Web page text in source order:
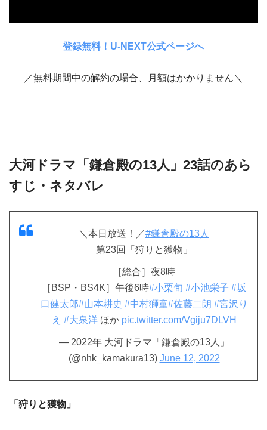
登録無料！U-NEXT公式ページへ
／無料期間中の解約の場合、月額はかかりません＼
大河ドラマ「鎌倉殿の13人」23話のあら
すじ・ネタバレ
＼本日放送！／#鎌倉殿の13人
第23回「狩りと獲物」
［総合］夜8時
［BSP・BS4K］午後6時#小栗旬 #小池栄子 #坂
口健太郎#山本耕史 #中村獅童#佐藤二朗 #宮沢り
え #大泉洋ほか pic.twitter.com/Vgiju7DLVH
— 2022年 大河ドラマ「鎌倉殿の13人」
(@nhk_kamakura13) June 12, 2022
「狩りと獲物」